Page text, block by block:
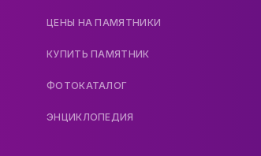
ЦЕНЫ НА ПАМЯТНИКИ
КУПИТЬ ПАМЯТНИК
ФОТОКАТАЛОГ
ЭНЦИКЛОПЕДИЯ